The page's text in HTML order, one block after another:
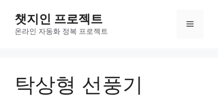
챗지인 프로젝트
온라인 자동화 정복 프로젝트
메
탁상형 선풍기